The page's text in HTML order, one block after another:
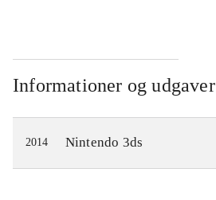
Informationer og udgaver
2014 Nintendo 3ds